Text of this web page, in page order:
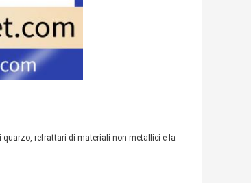
quarzo, refrattari di materiali non metallici e la